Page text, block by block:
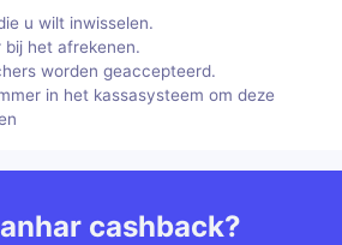
u wilt inwisselen.
het afrekenen.
worden geaccepteerd.
in het kassasysteem om deze
cashback?